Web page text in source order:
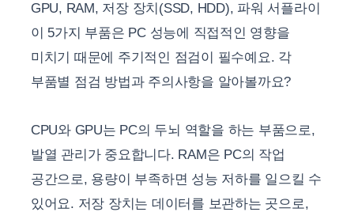
GPU, RAM, 저장 장치(SSD, HDD), 파워 서플라이
이 5가지 부품은 PC 성능에 직접적인 영향을
미치기 때문에 주기적인 점검이 필수예요. 각
부품별 점검 방법과 주의사항을 알아볼까요?
CPU와 GPU는 PC의 두뇌 역할을 하는 부품으로,
발열 관리가 중요합니다. RAM은 PC의 작업
공간으로, 용량이 부족하면 성능 저하를 일으킬 수
있어요. 저장 장치는 데이터를 보관하는 곳으로,